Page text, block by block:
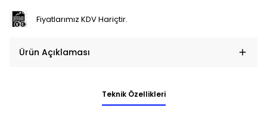
Fiyatlarımız KDV Hariçtir.
Ürün Açıklaması
Teknik Özellikleri